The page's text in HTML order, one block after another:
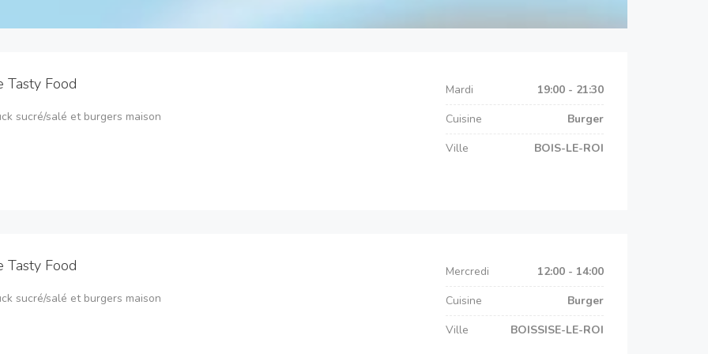
Tasty Food
sucré/salé et burgers maison
Mardi
19:00 - 21:30
Cuisine
Burger
Ville
BOIS-LE-ROI
Tasty Food
sucré/salé et burgers maison
Mercredi
12:00 - 14:00
Cuisine
Burger
Ville
BOISSISE-LE-ROI